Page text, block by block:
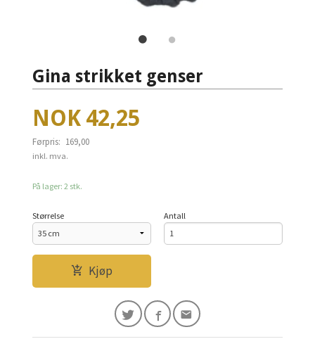
Gina strikket genser
Tilbud
NOK 42,25
Førpris: 169,00
Rabatt
inkl. mva.
På lager: 2 stk.
Størrelse Antall
Kjøp